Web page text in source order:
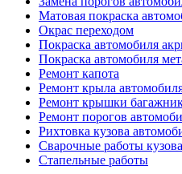
Матовая покраска
Окрас переходом
Покраска автомобиля
Покраска автомобиля
Ремонт капота
Ремонт крыла
Ремонт крышки
Ремонт порогов
Рихтовка кузова
Сварочные работы кузова
Стапельные работы